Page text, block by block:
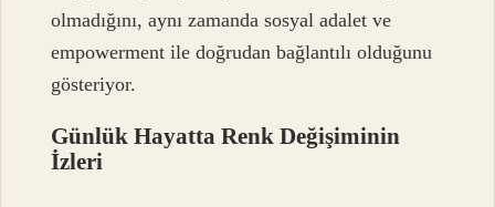
olmadığını, aynı zamanda sosyal adalet ve
empowerment ile doğrudan bağlantılı olduğunu
gösteriyor.
Günlük Hayatta Renk Değişiminin
İzleri